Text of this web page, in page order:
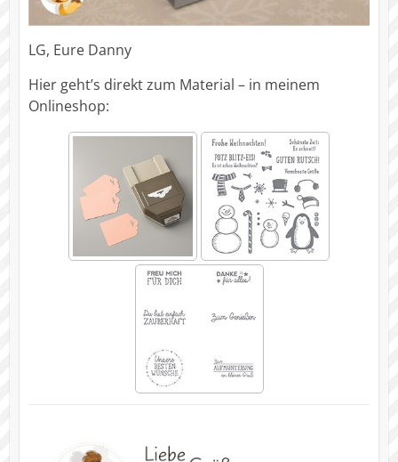
LG, Eure Danny
Hier geht’s direkt zum Material – in meinem
Onlineshop: